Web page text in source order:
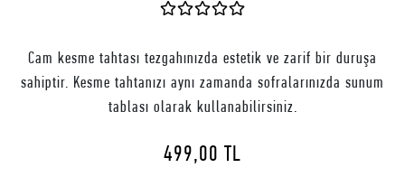
Cam kesme tahtası tezgahınızda estetik ve zarif bir duruşa
sahiptir. Kesme tahtanızı aynı zamanda sofralarınızda sunum
tablası olarak kullanabilirsiniz.
499,00 TL